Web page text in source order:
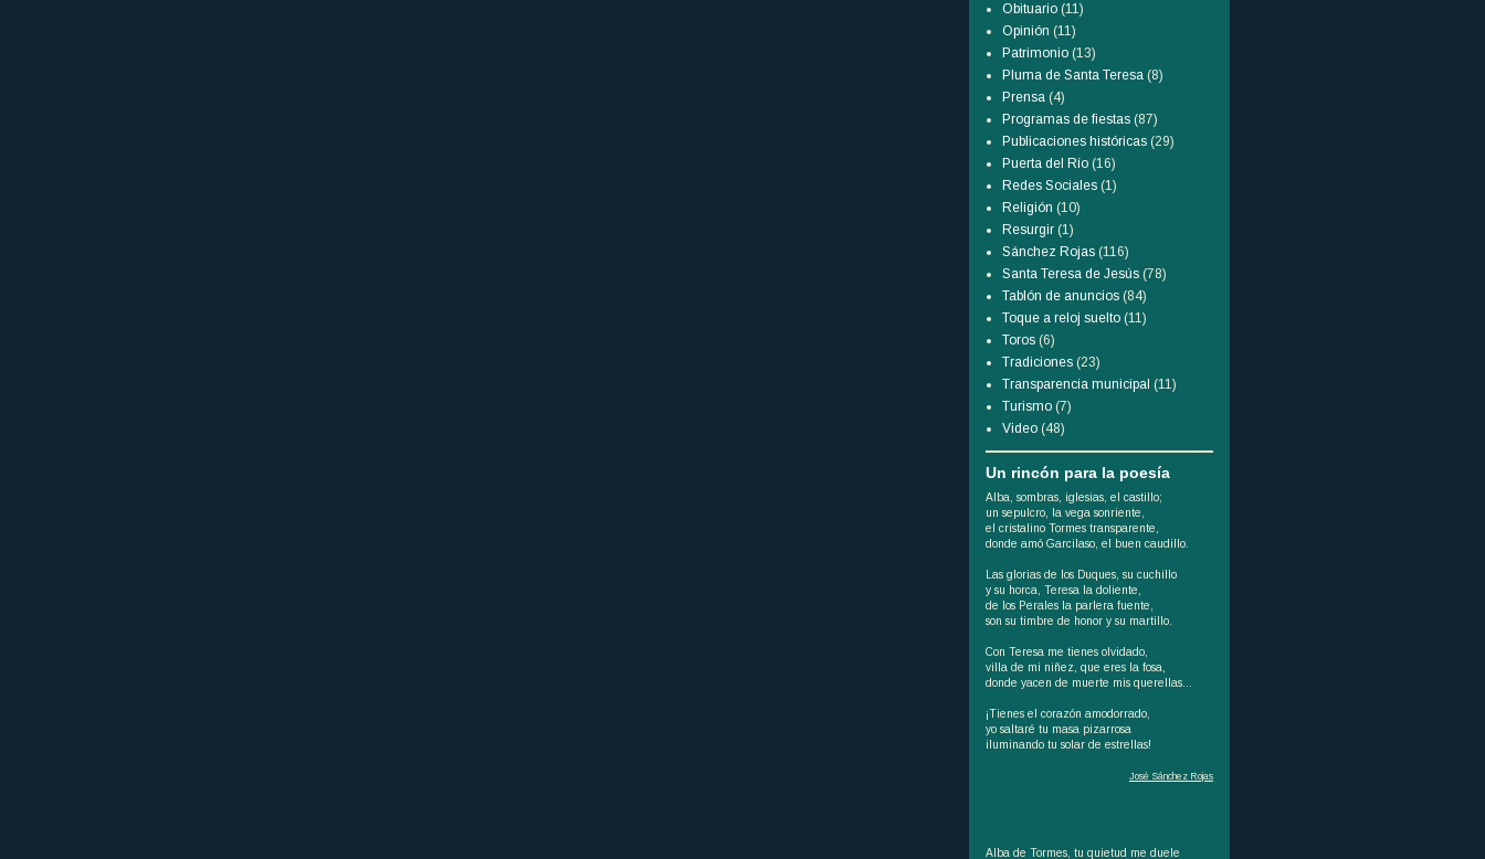
Obituario (11)
Opinión (11)
Patrimonio (13)
Pluma de Santa Teresa (8)
Prensa (4)
Programas de fiestas (87)
Publicaciones históricas (29)
Puerta del Río (16)
Redes Sociales (1)
Religión (10)
Resurgir (1)
Sánchez Rojas (116)
Santa Teresa de Jesús (78)
Tablón de anuncios (84)
Toque a reloj suelto (11)
Toros (6)
Tradiciones (23)
Transparencia municipal (11)
Turismo (7)
Video (48)
Un rincón para la poesía
Alba, sombras, iglesias, el castillo;
un sepulcro, la vega sonriente,
el cristalino Tormes transparente,
donde amó Garcilaso, el buen caudillo.
Las glorias de los Duques, su cuchillo
y su horca, Teresa la doliente,
de los Perales la parlera fuente,
son su timbre de honor y su martillo.
Con Teresa me tienes olvidado,
villa de mi niñez, que eres la fosa,
donde yacen de muerte mis querellas...
¡Tienes el corazón amodorrado,
yo saltaré tu masa pizarrosa
iluminando tu solar de estrellas!
José Sánchez Rojas
Alba de Tormes, tu quietud me duele